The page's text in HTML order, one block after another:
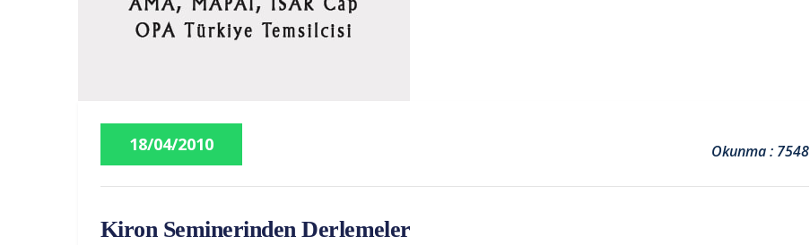
18/04/2010 Okunma : 7548
Kiron Seminerinden Derlemeler